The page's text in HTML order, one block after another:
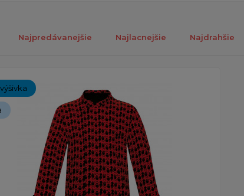
Najpredávanejšie Najlacnejšie Najdrahšie